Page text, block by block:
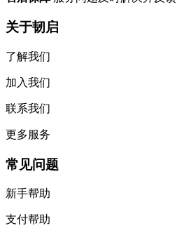
关于韧启
了解我们
加入我们
联系我们
更多服务
常见问题
新手帮助
支付帮助